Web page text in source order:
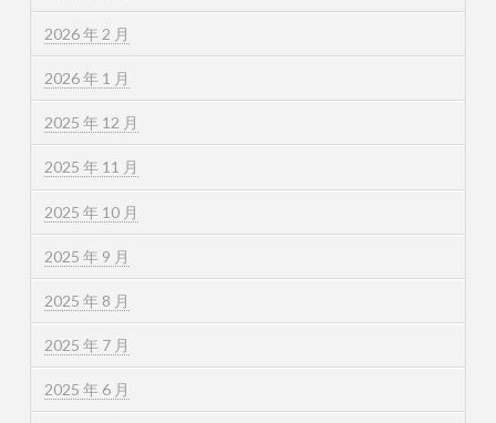
2026 年 2 月
2026 年 1 月
2025 年 12 月
2025 年 11 月
2025 年 10 月
2025 年 9 月
2025 年 8 月
2025 年 7 月
2025 年 6 月